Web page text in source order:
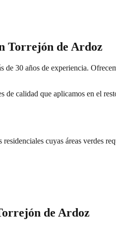
Torrejón de Ardoz
30 años de experiencia.
de calidad que aplicamos en el
cuyas áreas verdes
de Ardoz